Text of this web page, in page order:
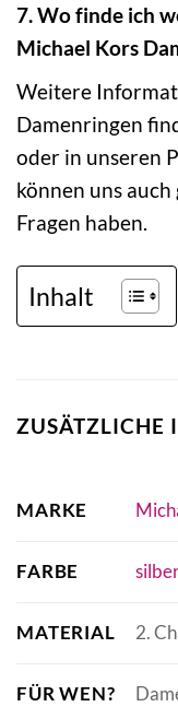
7. Wo finde ich
Michael Kors
Weitere
Damenringen
oder in unseren
können uns
Fragen haben.
Inhalt
ZUSÄTZLICHE
MARKE
FARBE
MATERIAL 2.
FÜR WEN?